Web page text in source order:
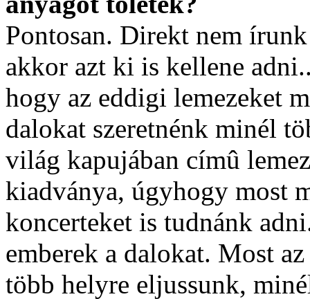
Pontosan. Direkt nem
akkor azt ki is kellene
hogy az eddigi lemezeket
dalokat szeretnénk minél
világ kapujában címû
kiadványa, úgyhogy most
koncerteket is tudnánk
emberek a dalokat. Most
több helyre eljussunk,